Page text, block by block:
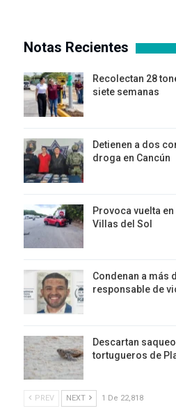
Notas Recientes
Recolectan 28
siete semanas
Detienen a dos
droga en Cancún
Provoca vuelta en
Villas del Sol
Condenan a más
responsable de
Descartan
tortugueros de
PREV NEXT 1 De 22,818